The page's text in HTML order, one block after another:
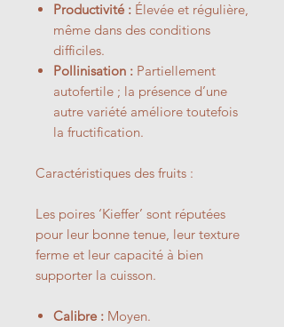
Productivité : Élevée et régulière,
même dans des conditions
difficiles.
Pollinisation : Partiellement
autofertile ; la présence d’une
autre variété améliore toutefois
la fructification.
Caractéristiques des fruits :
Les poires ‘Kieffer’ sont réputées
pour leur bonne tenue, leur texture
ferme et leur capacité à bien
supporter la cuisson.
Calibre : Moyen.